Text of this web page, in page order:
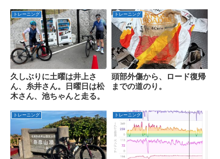
トレーニング
久しぶりに土曜は井上さ
ん、糸井さん。日曜日は松
木さん、池ちゃんと走る。
トレーニング
頭部外傷から、ロード復帰
までの道のり。
トレーニング トレーニング